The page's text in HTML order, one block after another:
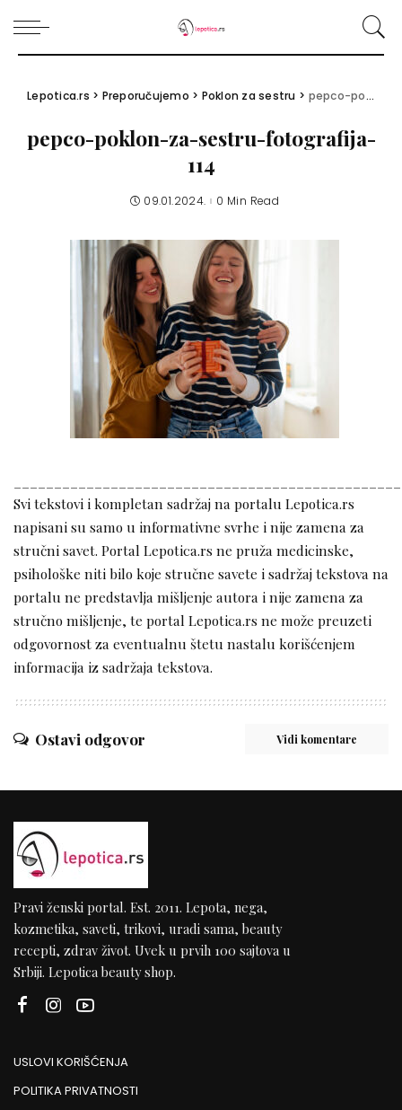
Lepotica.rs > Preporučujemo > Poklon za sestru > pepco-poklon-za-sestru-fotografija-114
pepco-poklon-za-sestru-fotografija-
114
09.01.2024. 0 Min Read
Svi tekstovi i kompletan sadržaj na portalu Lepotica.rs
napisani su samo u informativne svrhe i nije zamena za
stručni savet. Portal Lepotica.rs ne pruža medicinske,
psihološke niti bilo koje stručne savete i sadržaj tekstova na
portalu ne predstavlja mišljenje autora i nije zamena za
stručno mišljenje, te portal Lepotica.rs ne može preuzeti
odgovornost za eventualnu štetu nastalu korišćenjem
informacija iz sadržaja tekstova.
Ostavi odgovor Vidi komentare
Pravi ženski portal. Est. 2011. Lepota, nega,
kozmetika, saveti, trikovi, uradi sama, beauty
recepti, zdrav život. Uvek u prvih 100 sajtova u
Srbiji. Lepotica beauty shop.
USLOVI KORIŠĆENJA
POLITIKA PRIVATNOSTI